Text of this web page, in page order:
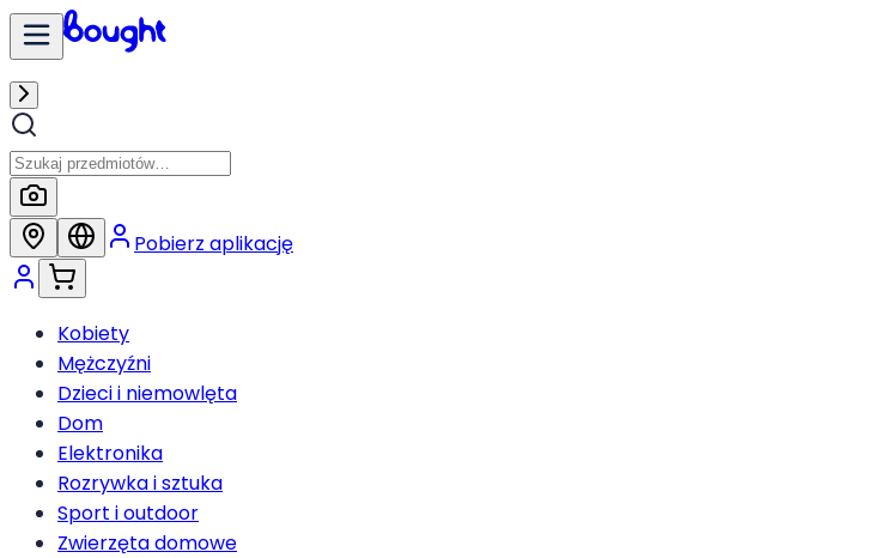
Pobierz aplikację
Kobiety
Mężczyźni
Dzieci i niemowlęta
Dom
Elektronika
Rozrywka i sztuka
Sport i outdoor
Zwierzęta domowe